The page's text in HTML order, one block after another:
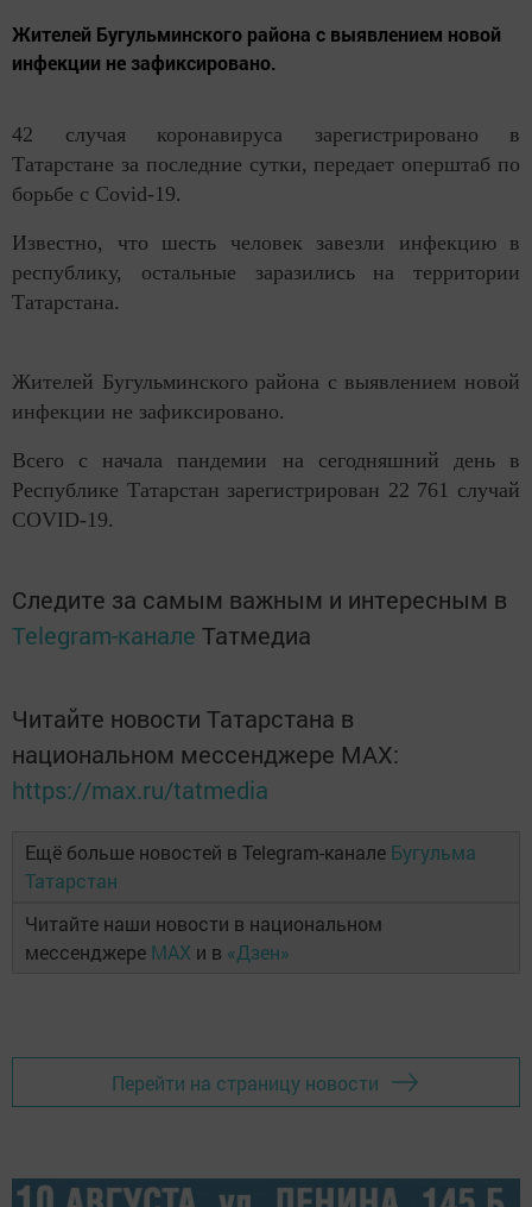
Жителей Бугульминского района с выявлением новой
инфекции не зафиксировано.
42 случая коронавируса зарегистрировано в
Татарстане за последние сутки, передает оперштаб по
борьбе с Covid-19.
Известно, что шесть человек завезли инфекцию в
республику, остальные заразились на территории
Татарстана.
Жителей Бугульминского района с выявлением новой
инфекции не зафиксировано.
Всего с начала пандемии на сегодняшний день в
Республике Татарстан зарегистрирован 22 761 случай
COVID-19.
Следите за самым важным и интересным в
Telegram-канале Татмедиа
Читайте новости Татарстана в
национальном мессенджере MАХ:
https://max.ru/tatmedia
Ещё больше новостей в Telegram-канале Бугульма
Татарстан
Читайте наши новости в национальном
мессенджере MAX и в «Дзен»
Перейти на страницу новости